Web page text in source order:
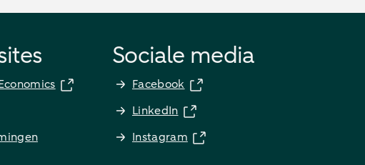
Sociale media
Facebook
LinkedIn
Instagram